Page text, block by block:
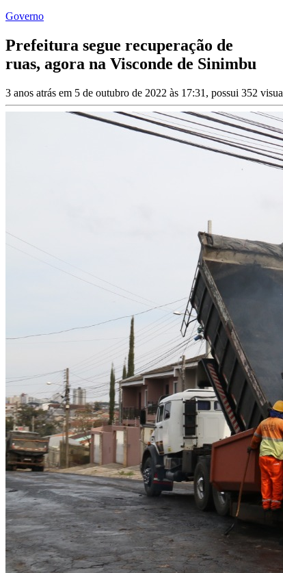
Governo
Prefeitura segue recuperação de
ruas, agora na Visconde de Sinimbu
3 anos atrás em 5 de outubro de 2022 às 17:31, possui 352